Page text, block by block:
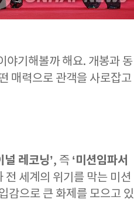
야기해볼까 해요. 개봉과 동
매력으로 관객을 사로잡고
널 레코닝’, 즉 ‘미션임파서
전 세계의 위기를 막는 미션
감으로 큰 화제를 모으고 있